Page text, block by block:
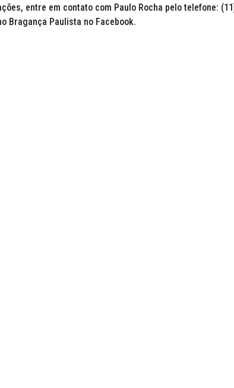
entre em contato com Paulo Rocha pelo telefone:
Bragança Paulista no Facebook.